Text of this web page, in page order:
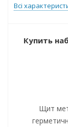
Всі
Купить
Щит